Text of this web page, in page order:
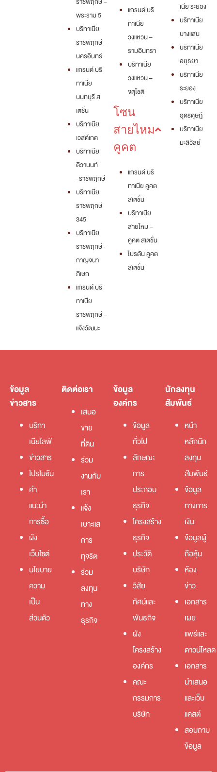
พระราม 5
บริทาเนีย
ราชพฤกษ์ –
นครอินทร์
แกรนด์ บริ
ทาเนีย
นนทบุรี ส
เตชั่น
บริทาเนีย
เวสต์เกต
บริทาเนีย
ติวานนท์
-ราชพฤกษ์
บริทาเนีย
ราชพฤกษ์
345
บริทาเนีย
ราชพฤกษ์-
กาญจนา
ภิเษก
แกรนด์ บริ
ทาเนีย
ราชพฤกษ์ –
แจ้งวัฒนะ
แกรนด์ บริ
ทาเนีย
วงแหวน –
รามอินทรา
บริทาเนีย
วงแหวน –
จตุโชติ
โซน
สายไหม
คูคต
แกรนด์ บริ
ทาเนีย คูคต
สเตชั่น
บริทาเนีย
สายไหม –
คูคต สเตชั่น
ไบรตัน คูคต
สเตชั่น
เนีย ระยอง
บริทาเนีย
บางแสน
บริทาเนีย
อยุธยา
บริทาเนีย
ระยอง
บริทาเนีย
อุดรดุษฎี
บริทาเนีย
มะลิวัลย์
ข้อมูล
ข่าวสาร
บริทา
เนียไลฟ์
ข่าวสาร
โปรโมชัน
คำ
แนะนำ
การซื้อ
ผัง
เว็บไซต์
นโยบาย
ความ
เป็น
ส่วนตัว
ติดต่อเรา
เสนอ
ขาย
ที่ดิน
ร่วม
งานกับ
เรา
แจ้ง
เบาะแส
การ
ทุจริต
ร่วม
ลงทุน
ทาง
ธุรกิจ
ข้อมูล
องค์กร
ข้อมูล
ทั่วไป
ลักษณะ
การ
ประกอบ
ธุรกิจ
โครงสร้าง
ธุรกิจ
ประวัติ
บริษัท
วิสัย
ทัศน์และ
พันธกิจ
ผัง
โครงสร้าง
องค์กร
คณะ
กรรมการ
บริษัท
นักลงทุน
สัมพันธ์
หน้า
หลักนัก
ลงทุน
สัมพันธ์
ข้อมูล
ทางการ
เงิน
ข้อมูลผู้
ถือหุ้น
ห้อง
ข่าว
เอกสาร
เผย
แพร่และ
ดาวน์โหลด
เอกสาร
นำเสนอ
และเว็บ
แคสต์
สอบถาม
ข้อมูล